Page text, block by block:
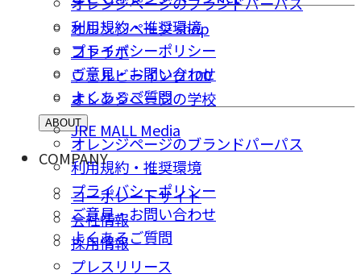
オレンジページ shop
コトラボ
ウェルビーイング100
オレンジページの学校
JRE MALL Media
利用規約・推奨環境
プライバシーポリシー
ご意⾒・お問い合わせ
よくあるご質問
ABOUT
オレンジページのブランドパーパス
利用規約・推奨環境
プライバシーポリシー
ご意⾒・お問い合わせ
よくあるご質問
COMPANY
コーポレートサイト
会社情報
採⽤情報
プレスリリース